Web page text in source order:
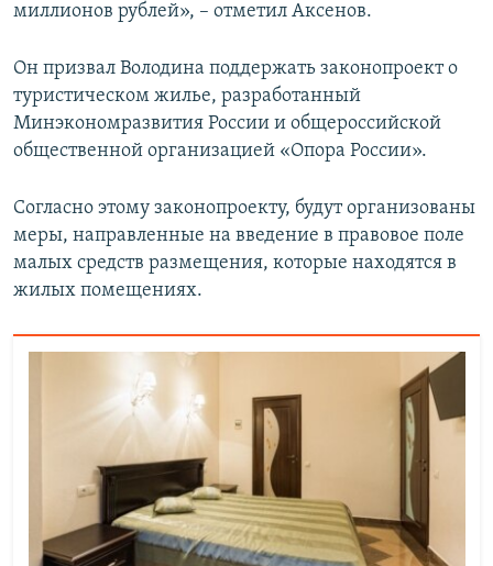
миллионов рублей», – отметил Аксенов.
Он призвал Володина поддержать законопроект о
туристическом жилье, разработанный
Минэкономразвития России и общероссийской
общественной организацией «Опора России».
Согласно этому законопроекту, будут организованы
меры, направленные на введение в правовое поле
малых средств размещения, которые находятся в
жилых помещениях.